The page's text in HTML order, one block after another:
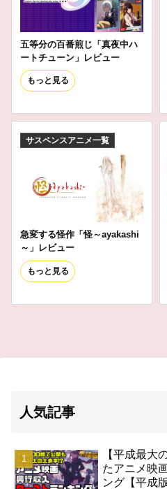
五等分の百番煎じ「真夜中ハ
ートチューン」レビュー
もっと見る
サスペンスアニメ一覧
急変する怪作「怪～ayakashi
～」レビュー
もっと見る
人気記事
【平成最大
たアニメ映
ング【平成版